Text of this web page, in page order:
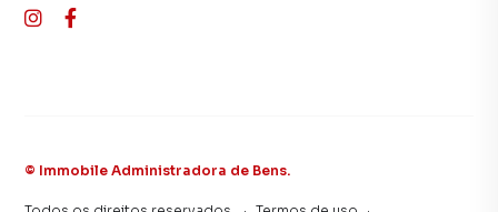
© Immobile Administradora de Bens.